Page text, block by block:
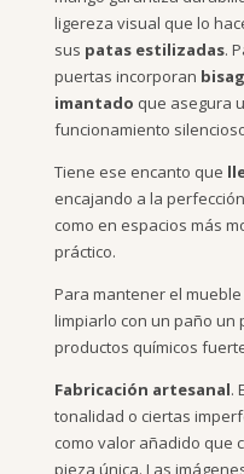
ligereza visual que lo
sus patas estilizadas.
puertas incorporan
imantado que asegura
funcionamiento
Tiene ese encanto que
encajando a la
como en espacios más
práctico.
Para mantener el
limpiarlo con un paño un
productos químicos
Fabricación artesanal.
tonalidad o ciertas
como valor añadido que
pieza única. Las